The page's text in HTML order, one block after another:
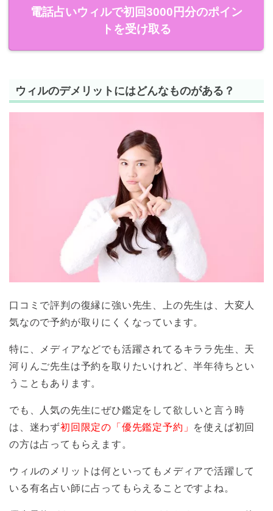
電話占いウィルで初回3000円分のポイン
トを受け取る
ウィルのデメリットにはどんなものがある？
口コミで評判の復縁に強い先生、上の先生は、大変人
気なので予約が取りにくくなっています。
特に、メディアなどでも活躍されてるキララ先生、天
河りんご先生は予約を取りたいけれど、半年待ちとい
うこともあります。
でも、人気の先生にぜひ鑑定をして欲しいと言う時
は、迷わず初回限定の「優先鑑定予約」 を使えば初回
の方は占ってもらえます。
ウィルのメリットは何といってもメディアで活躍して
いる有名占い師に占ってもらえることですよね。